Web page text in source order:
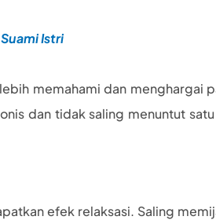
Istri
memahami dan menghargai
dan tidak saling menuntut
efek relaksasi. Saling